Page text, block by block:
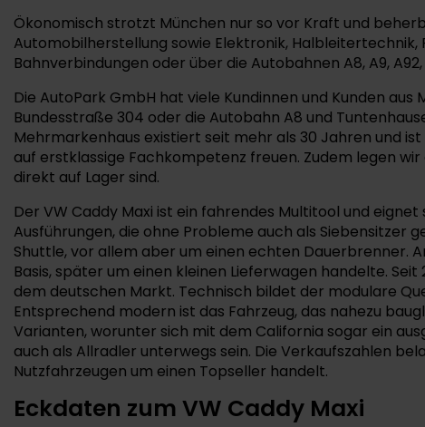
Ökonomisch strotzt München nur so vor Kraft und
Automobilherstellung sowie Elektronik,
Bahnverbindungen oder über die Autobahnen A8, A9, A92,
Die AutoPark GmbH hat viele Kundinnen und Kunden
Bundesstraße 304 oder die Autobahn A8 und
Mehrmarkenhaus existiert seit mehr als 30 Jahren und
auf erstklassige Fachkompetenz freuen. Zudem legen
direkt auf Lager sind.
Der VW Caddy Maxi ist ein fahrendes Multitool und
Ausführungen, die ohne Probleme auch als
Shuttle, vor allem aber um einen echten Dauerbrenner.
Basis, später um einen kleinen Lieferwagen handelte.
dem deutschen Markt. Technisch bildet der modulare
Entsprechend modern ist das Fahrzeug, das nahezu
Varianten, worunter sich mit dem California sogar ein
auch als Allradler unterwegs sein. Die Verkaufszahlen
Nutzfahrzeugen um einen Topseller handelt.
Eckdaten zum VW Caddy Maxi